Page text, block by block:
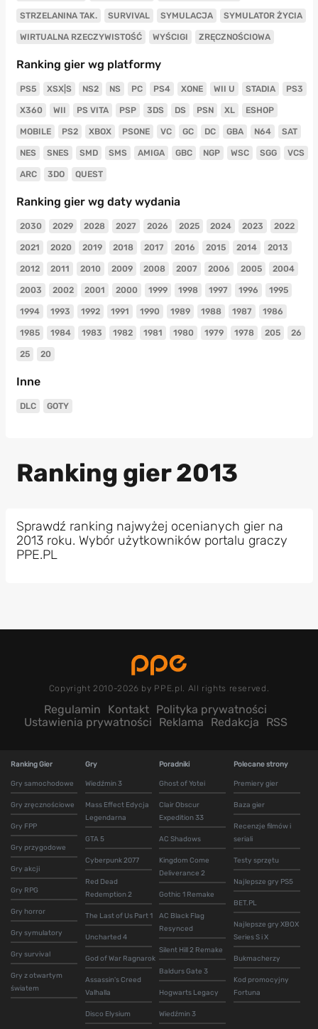
STRZELANINA TAK. SURVIVAL SYMULACJA SYMULATOR ŻYCIA
WIRTUALNA RZECZYWISTOŚĆ WYŚCIGI ZRĘCZNOŚCIOWA
Ranking gier wg platformy
PS5 XSX|S NS2 NS PC PS4 XONE WII U STADIA PS3
X360 WII PS VITA PSP 3DS DS PSN XL ESHOP
MOBILE PS2 XBOX PSONE VC GC DC GBA N64 SAT
NES SNES SMD SMS AMIGA GBC NGP WSC SGG VCS
ARC 3DO QUEST
Ranking gier wg daty wydania
2030 2029 2028 2027 2026 2025 2024 2023 2022
2021 2020 2019 2018 2017 2016 2015 2014 2013
2012 2011 2010 2009 2008 2007 2006 2005 2004
2003 2002 2001 2000 1999 1998 1997 1996 1995
1994 1993 1992 1991 1990 1989 1988 1987 1986
1985 1984 1983 1982 1981 1980 1979 1978 205 26
25 20
Inne
DLC GOTY
Ranking gier 2013
Sprawdź ranking najwyżej ocenianych gier na
2013 roku. Wybór użytkowników portalu graczy
PPE.PL
Copyright 2010-2026 by PPE.pl. All rights reserved.
Regulamin Kontakt Polityka prywatności
Ustawienia prywatności
Reklama Redakcja RSS
Ranking Gier
Gry samochodowe
Gry zręcznościowe
Gry FPP
Gry przygodowe
Gry akcji
Gry RPG
Gry horror
Gry symulatory
Gry survival
Gry z otwartym
światem
Gry
Wiedźmin 3
Mass Effect Edycja
Legendarna
GTA 5
Cyberpunk 2077
Red Dead
Redemption 2
The Last of Us Part 1
Uncharted 4
God of War Ragnarok
Assassin's Creed
Valhalla
Disco Elysium
Poradniki
Ghost of Yotei
Clair Obscur
Expedition 33
AC Shadows
Kingdom Come
Deliverance 2
Gothic 1 Remake
AC Black Flag
Resynced
Silent Hill 2 Remake
Baldurs Gate 3
Hogwarts Legacy
Wiedźmin 3
Polecane strony
Premiery gier
Baza gier
Recenzje filmów i
seriali
Testy sprzętu
Najlepsze gry PS5
BET.PL
Najlepsze gry XBOX
Series S i X
Bukmacherzy
Kod promocyjny
Fortuna